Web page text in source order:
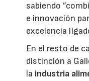
sabiendo
e innovación
excelencia
En el resto de
distinción a
la industria